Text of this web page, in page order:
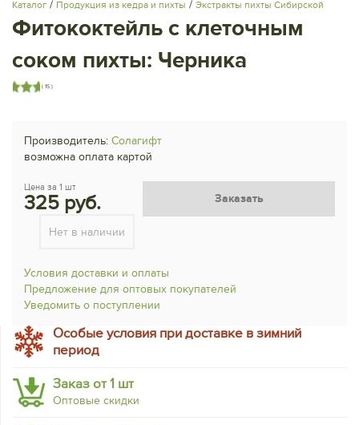
Каталог / Продукция из кедра и пихты / Экстракты пихты Сибирской
Фитококтейль с клеточным
соком пихты: Черника
( 15 )
Производитель: Солагифт
возможна оплата картой
Цена за 1 шт
325 руб. Заказать
Нет в наличии
Условия доставки и оплаты
Предложение для оптовых покупателей
Уведомить о поступлении
Особые условия при доставке в зимний
период
Заказ от 1 шт
Оптовые скидки